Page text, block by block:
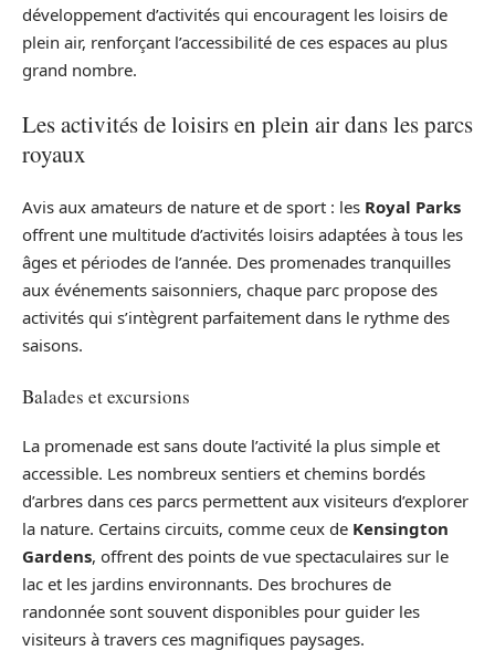
développement d’activités qui encouragent les loisirs de
plein air, renforçant l’accessibilité de ces espaces au plus
grand nombre.
Les activités de loisirs en plein air dans les parcs
royaux
Avis aux amateurs de nature et de sport : les Royal Parks
offrent une multitude d’activités loisirs adaptées à tous les
âges et périodes de l’année. Des promenades tranquilles
aux événements saisonniers, chaque parc propose des
activités qui s’intègrent parfaitement dans le rythme des
saisons.
Balades et excursions
La promenade est sans doute l’activité la plus simple et
accessible. Les nombreux sentiers et chemins bordés
d’arbres dans ces parcs permettent aux visiteurs d’explorer
la nature. Certains circuits, comme ceux de Kensington
Gardens, offrent des points de vue spectaculaires sur le
lac et les jardins environnants. Des brochures de
randonnée sont souvent disponibles pour guider les
visiteurs à travers ces magnifiques paysages.